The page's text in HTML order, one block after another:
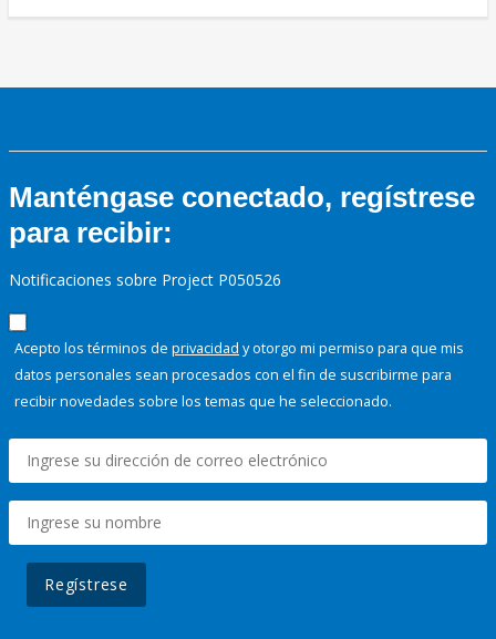
Manténgase conectado, regístrese
para recibir:
Notificaciones sobre Project P050526
Acepto los términos de privacidad y otorgo mi permiso para que mis
datos personales sean procesados con el fin de suscribirme para
recibir novedades sobre los temas que he seleccionado.
Regístrese